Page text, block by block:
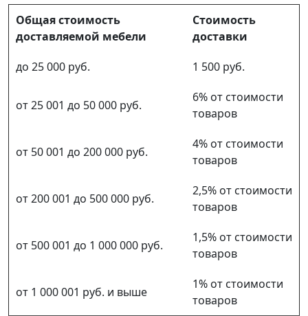
Общая стоимость
доставляемой мебели
Стоимость
доставки
до 25 000 руб.
1 500 руб.
от 25 001 до 50 000 руб.
6% от стоимости
товаров
от 50 001 до 200 000 руб.
4% от стоимости
товаров
от 200 001 до 500 000 руб.
2,5% от стоимости
товаров
от 500 001 до 1 000 000 руб.
1,5% от стоимости
товаров
от 1 000 001 руб. и выше
1% от стоимости
товаров